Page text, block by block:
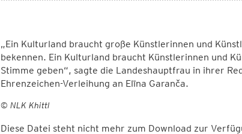
„Ein Kulturland braucht große Künstlerinnen und
bekennen. Ein Kulturland braucht Künstlerinnen und
Stimme geben“, sagte die Landeshauptfrau in ihrer
Ehrenzeichen-Verleihung an Elīna Garanča.
© NLK Khittl
Diese Datei steht nicht mehr zum Download zur